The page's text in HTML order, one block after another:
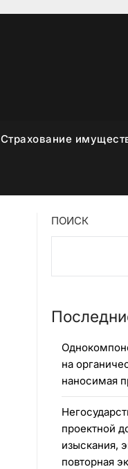
Страхование
ПОИСК
на
наносимая
проектной
изыскания,
повторная